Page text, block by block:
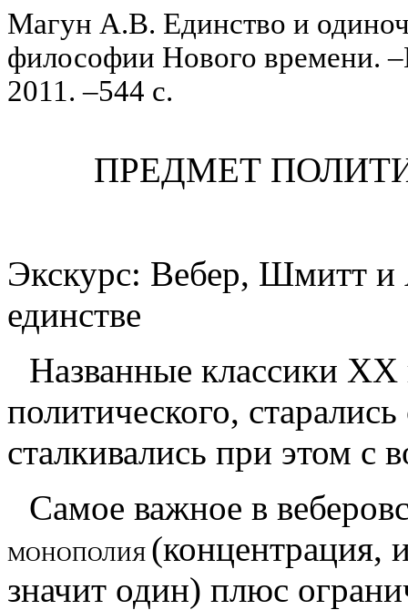
Магун А.В. Единство и
философии Нового времени.
2011. –544 с.
ПРЕДМЕТ
Экскурс: Вебер, Шмитт и
единстве
Названные классики
политичес­кого, старались
сталкивались при этом с
Самое важное в
МОНОПОЛИЯ (концентрация,
значит один) плюс